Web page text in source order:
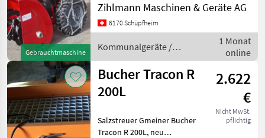
Gebrauchtmaschine
leistungsstarke Schneefräse
mit **106 cm
Arbeitsbreite**. Ideal für
den Einsatz auf Vorplätzen,
Zihlmann Maschinen & Geräte AG
6170 Schüpfheim
Kommunalgeräte /
Jonsered
1 Monat
online
Bucher Tracon R
200L
2.622
€
Nicht MwSt.
pflichtig
Salzstreuer Gmeiner Bucher
Tracon R 200L, neu